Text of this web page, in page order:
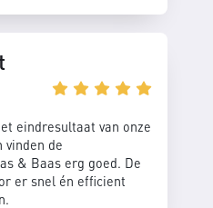
eindresultaat van onze
vinden de
& Baas erg goed. De
er snel én efficient